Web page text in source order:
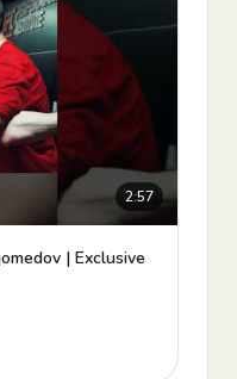
2:57
| Exclusive